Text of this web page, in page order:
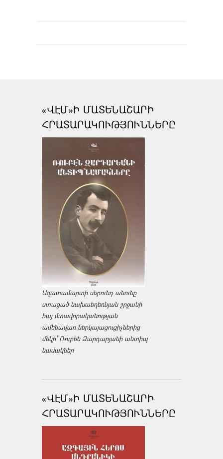
«ՎԷՄ»Ի ՄԱՏԵՆԱՇԱՐԻ
ՀՐԱՏԱՐԱԿՈՒԹՅՈՒՆՆԵՐԸ
Ազատամարտի սերունդ անունը
ստացած նախաեղեռնյան շրջանի
հայ մտավորականության
ամենավառ ներկայացուցիչներից
մեկի՝ Ռուբեն Զարդարյանի անտիպ
նամակներ
«ՎԷՄ»Ի ՄԱՏԵՆԱՇԱՐԻ
ՀՐԱՏԱՐԱԿՈՒԹՅՈՒՆՆԵՐԸ